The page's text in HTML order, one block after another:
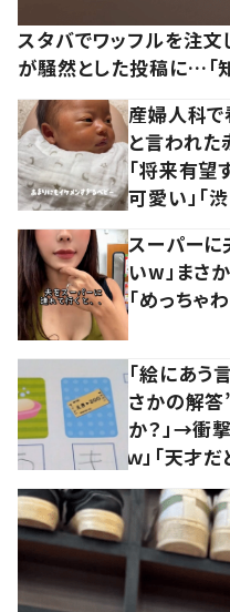
スタバでワッフルを注文
が騒然とした投稿に…「
産婦人科で
と言われ
「将来有望
可愛い」「渋
スーパーに
いw」まさ
「めっちゃ
「絵にあう
さかの解答
か？」→衝
ｗ」「天才